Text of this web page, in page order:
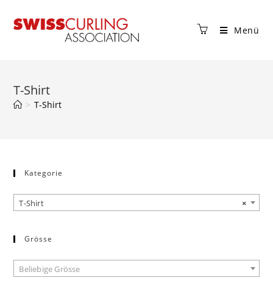
Menü
T-Shirt
> T-Shirt
Kategorie
×
T-Shirt
Grösse
Beliebige Grösse